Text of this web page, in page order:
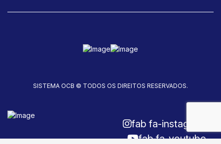
SISTEMA OCB © TODOS OS DIREITOS RESERVADOS.
fab fa-instagram
fab fa-youtube